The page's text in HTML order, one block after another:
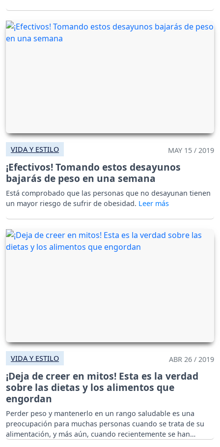
VIDA Y ESTILO MAY 15 / 2019
¡Efectivos! Tomando estos desayunos
bajarás de peso en una semana
Está comprobado que las personas que no desayunan tienen
un mayor riesgo de sufrir de obesidad.
VIDA Y ESTILO ABR 26 / 2019
¡Deja de creer en mitos! Esta es la verdad
sobre las dietas y los alimentos que
engordan
Perder peso y mantenerlo en un rango saludable es una
preocupación para muchas personas cuando se trata de su
alimentación, y más aún, cuando recientemente se han